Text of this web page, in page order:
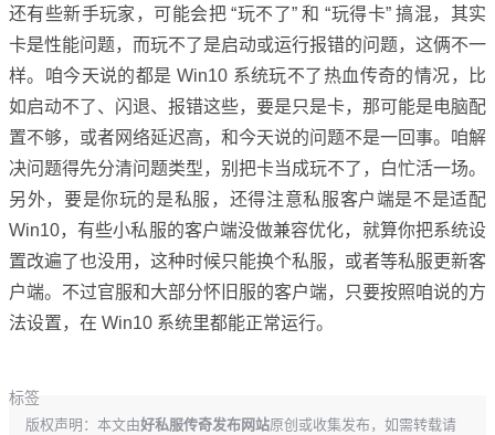
还有些新手玩家，可能会把 “玩不了” 和 “玩得卡” 搞混，其实
卡是性能问题，而玩不了是启动或运行报错的问题，这俩不一
样。咱今天说的都是 Win10 系统玩不了热血传奇的情况，比
如启动不了、闪退、报错这些，要是只是卡，那可能是电脑配
置不够，或者网络延迟高，和今天说的问题不是一回事。咱解
决问题得先分清问题类型，别把卡当成玩不了，白忙活一场。
另外，要是你玩的是私服，还得注意私服客户端是不是适配
Win10，有些小私服的客户端没做兼容优化，就算你把系统设
置改遍了也没用，这种时候只能换个私服，或者等私服更新客
户端。不过官服和大部分怀旧服的客户端，只要按照咱说的方
法设置，在 Win10 系统里都能正常运行。
标签
版权声明：本文由好私服传奇发布网站原创或收集发布，如需转载请